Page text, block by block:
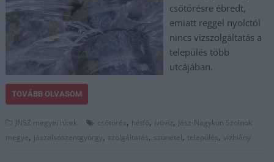
csőtörésre ébredt,
emiatt reggel nyolctól
nincs vízszolgáltatás a
település több
utcájában.
TOVÁBB OLVASOM
JNSZ megyei hírek csőtörés, hétfő, ívóvíz, Jász-Nagykun Szolnok
megye, jászalsószentgyörgy, szolgáltatás, szünetel, település,vízhiány